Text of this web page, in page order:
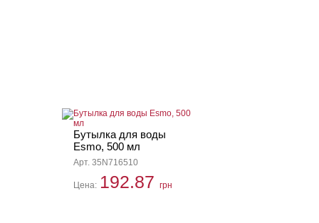
Бутылка для воды
Esmo, 500 мл
Арт. 35N716510
Цена: 192.87 грн